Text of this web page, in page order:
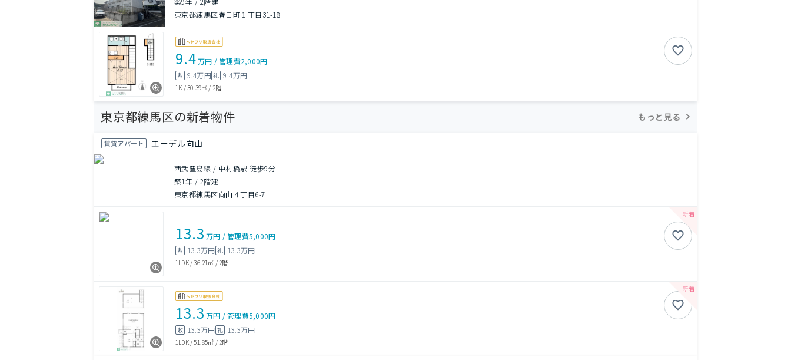
東京都練馬区春日町１丁目31-18
9.4万円 /管理費2,000円
敷 9.4万円礼 9.4万円
1K /30.39㎡ / 2階
東京都練馬区の新着物件 もっと見る
賃貸アパート エーデル向山
西武豊島線 / 中村橋駅 徒歩9分
築1年 / 2階建
東京都練馬区向山４丁目6-7
13.3 万円 /管理費5,000円
敷 13.3万円 礼 13.3万円
1LDK/36.21㎡ / 2階
13.3 万円 /管理費5,000円
敷 13.3万円 礼 13.3万円
1LDK/51.85㎡ /2階